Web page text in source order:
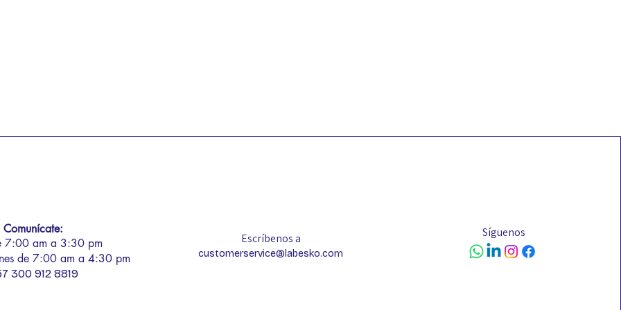
Comunícate:
7:00 am a 3:30 pm
de 7:00 am a 4:30 pm
300 912 8819
Escríbenos a
customerservice@labesko.com
Síguenos